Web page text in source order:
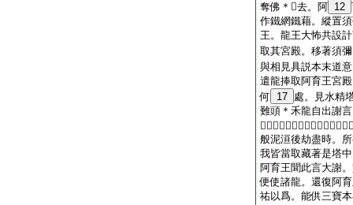
奪佛＊𣯃去。阿 12
作鐵網鐵藉。縱置
王。龍王大怖共設
取其宮殿。移著須
與相見具説本末道
遣龍捧取阿育王宮
何
17 處。見水精
難頭＊禾龍自出謝
＊𣯃我不奪也。釋迦文佛在世。
般泥洹後劫盡時。
我皆當取藏著是塔
阿育王聞此言大謝
便使諸龍。還復阿
祐以爲。能供三寶